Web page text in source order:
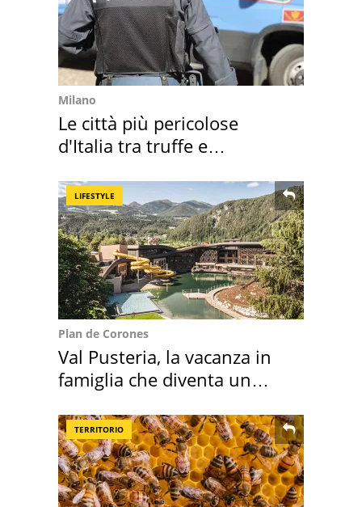
Milano
Le città più pericolose
d'Italia tra truffe e
LIFESTYLE
Plan de Corones
Val Pusteria, la vacanza in
famiglia che diventa un
TERRITORIO